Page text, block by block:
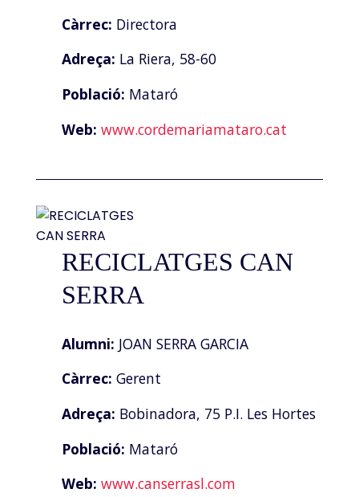
Càrrec: Directora
Adreça: La Riera, 58-60
Població: Mataró
Web: www.cordemariamataro.cat
RECICLATGES CAN
SERRA
Alumni: JOAN SERRA GARCIA
Càrrec: Gerent
Adreça: Bobinadora, 75 P.I. Les Hortes
Població: Mataró
Web: www.canserrasl.com